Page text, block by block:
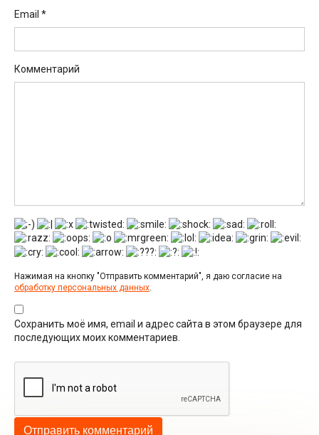
Email *
Комментарий
Нажимая на кнопку "Отправить комментарий", я даю согласие на
обработку персональных данных.
Сохранить моё имя, email и адрес сайта в этом браузере для
последующих моих комментариев.